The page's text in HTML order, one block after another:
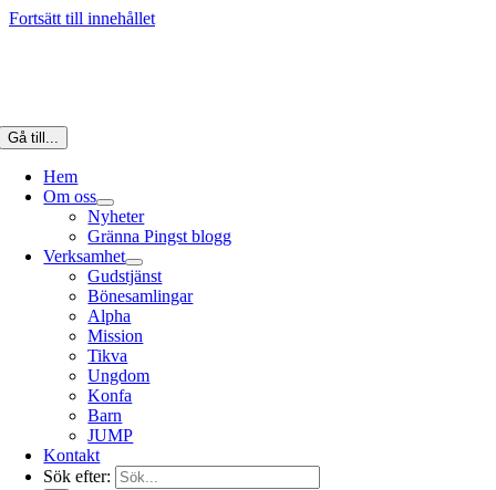
Fortsätt till innehållet
Gå till...
Hem
Om oss
Nyheter
Gränna Pingst blogg
Verksamhet
Gudstjänst
Bönesamlingar
Alpha
Mission
Tikva
Ungdom
Konfa
Barn
JUMP
Kontakt
Sök efter: